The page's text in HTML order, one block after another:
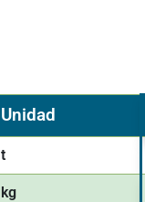
Unidad
t
kg